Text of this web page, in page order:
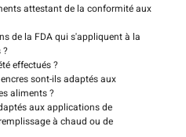
attestant de la conformité aux
de la FDA qui s'appliquent à la
?
effectués ?
sont-ils adaptés aux
aliments ?
aux applications de
à chaud ou de